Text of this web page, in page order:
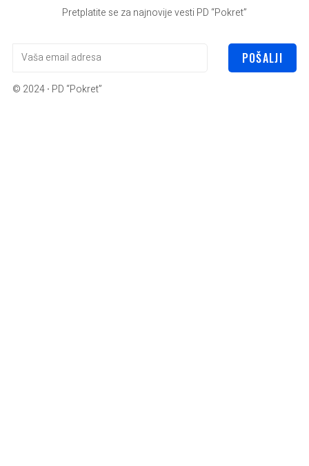
Pretplatite se za najnovije vesti PD “Pokret”
POŠALJI
© 2024· PD “Pokret”